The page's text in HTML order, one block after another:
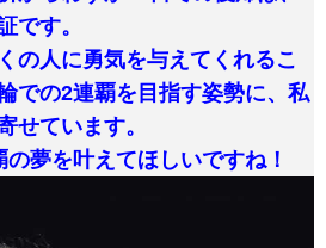
です。
の人に勇気を与えてくれるこ
での2連覇を目指す姿勢に、私
せています。
夢を叶えてほしいですね！